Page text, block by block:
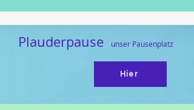
Plauderpause unser Pausenplatz
Hier